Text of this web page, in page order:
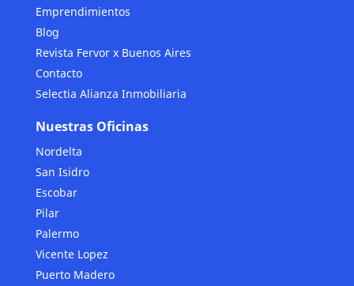
Emprendimientos
Blog
Revista Fervor x Buenos Aires
Contacto
Selectia Alianza Inmobiliaria
Nuestras Oficinas
Nordelta
San Isidro
Escobar
Pilar
Palermo
Vicente Lopez
Puerto Madero